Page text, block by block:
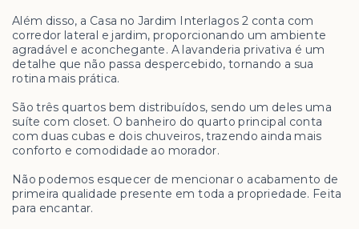
Além disso, a Casa no Jardim Interlagos 2 conta com
corredor lateral e jardim, proporcionando um ambiente
agradável e aconchegante. A lavanderia privativa é um
detalhe que não passa despercebido, tornando a sua
rotina mais prática.
São três quartos bem distribuídos, sendo um deles uma
suíte com closet. O banheiro do quarto principal conta
com duas cubas e dois chuveiros, trazendo ainda mais
conforto e comodidade ao morador.
Não podemos esquecer de mencionar o acabamento de
primeira qualidade presente em toda a propriedade. Feita
para encantar.